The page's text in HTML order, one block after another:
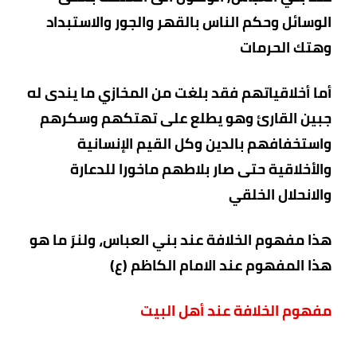
الوسائل وحكم الناس بالقهر والجور والاستبداد
وهتك الحرمات
أما أخلاقياتهم فقد بلغت من المخازي ما يندى له
جبين القارئ وهو يطلع على تهتكهم وسكرهم
واستخفافهم بالدين وكل القيم الإنسانية
والأخلاقية حتى صار بلاطهم ماخورا للدعارة
والانحلال الخلقي
هذا مفهوم الخلافة عند بني العباس، ولنرَ ما هو
هذا المفهوم عند الامام الكاظم (ع)
مفهوم الخلافة عند أهل البيت